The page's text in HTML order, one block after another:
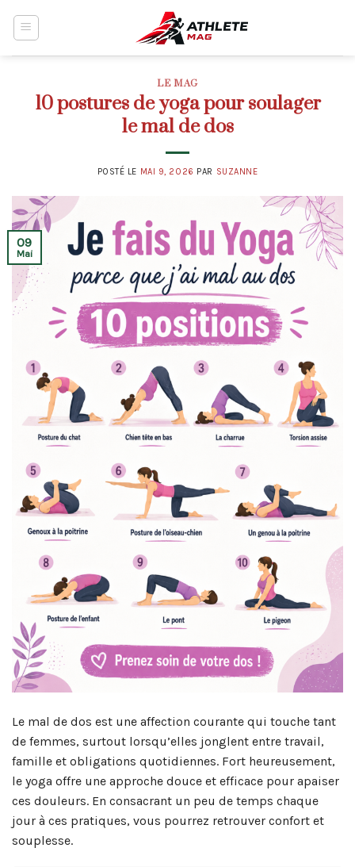
LE MAG
10 postures de yoga pour soulager
le mal de dos
POSTÉ LE MAI 9, 2026 PAR SUZANNE
09
Mai
Le mal de dos est une affection courante qui touche tant
de femmes, surtout lorsqu’elles jonglent entre travail,
famille et obligations quotidiennes. Fort heureusement,
le yoga offre une approche douce et efficace pour apaiser
ces douleurs. En consacrant un peu de temps chaque
jour à ces pratiques, vous pourrez retrouver confort et
souplesse.